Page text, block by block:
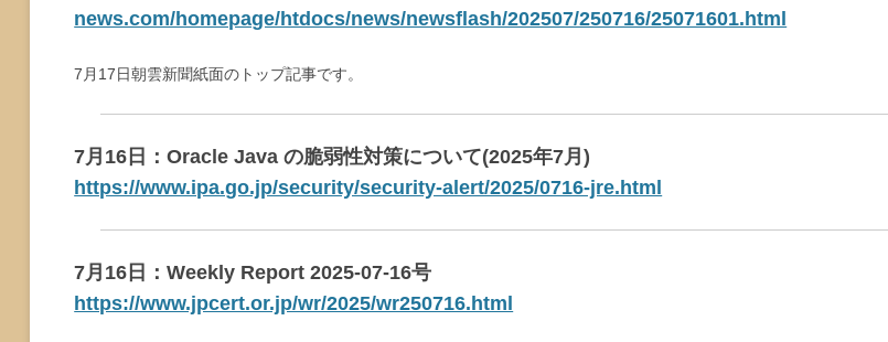
news.com/homepage/htdocs/news/newsflash/202507/250716/25071601.html
7月17日朝雲新聞紙面のトップ記事です。
7月16日：Oracle Java の脆弱性対策について(2025年7月)
https://www.ipa.go.jp/security/security-alert/2025/0716-jre.html
7月16日：Weekly Report 2025-07-16号
https://www.jpcert.or.jp/wr/2025/wr250716.html